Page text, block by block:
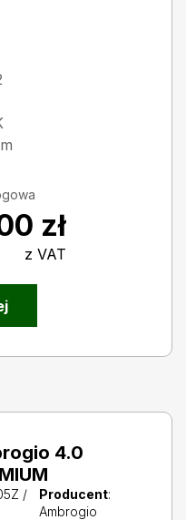
zł
z VAT
4.0
/
Producent:
Ambrogio